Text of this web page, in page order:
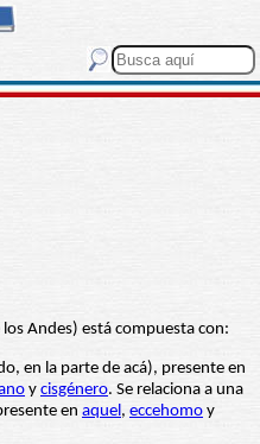
Andes) está compuesta con:
en la parte de acá), presente en
y cisgénero. Se relaciona a una
en aquel, eccehomo y